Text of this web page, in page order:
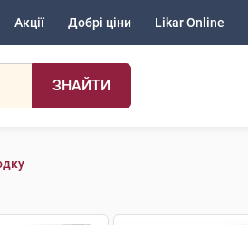
Акції Добрі ціни Likar Online
ЗНАЙТИ